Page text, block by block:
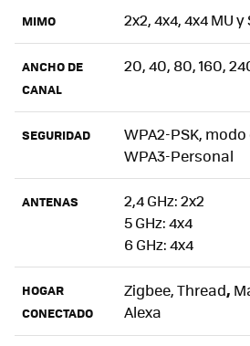
MIMO 2x2, 4x4, 4x4 MU y
ANCHO DE
CANAL
20, 40, 80, 160,
SEGURIDAD
WPA2-PSK,
WPA3-Personal
ANTENAS
2,4 GHz: 2x2
5 GHz: 4x4
6 GHz: 4x4
HOGAR
CONECTADO
Zigbee, Thread,
Alexa